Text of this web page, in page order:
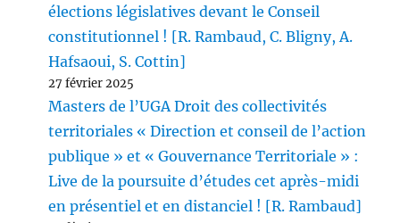
élections législatives devant le Conseil
constitutionnel ! [R. Rambaud, C. Bligny, A.
Hafsaoui, S. Cottin]
27 février 2025
Masters de l’UGA Droit des collectivités
territoriales « Direction et conseil de l’action
publique » et « Gouvernance Territoriale » :
Live de la poursuite d’études cet après-midi
en présentiel et en distanciel ! [R. Rambaud]